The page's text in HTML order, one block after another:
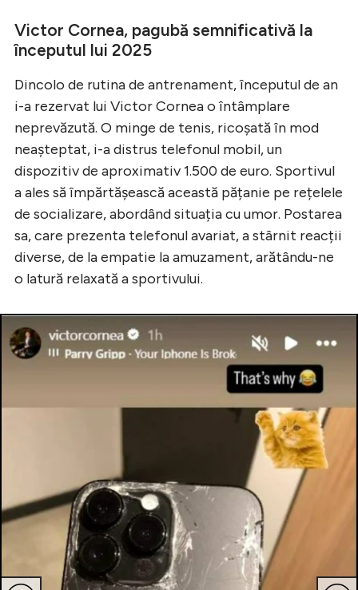
Victor Cornea, pagubă semnificativă la
începutul lui 2025
Dincolo de rutina de antrenament, începutul de an
i-a rezervat lui Victor Cornea o întâmplare
neprevăzută. O minge de tenis, ricoșată în mod
neașteptat, i-a distrus telefonul mobil, un
dispozitiv de aproximativ 1.500 de euro. Sportivul
a ales să împărtășească această pățanie pe rețelele
de socializare, abordând situația cu umor. Postarea
sa, care prezenta telefonul avariat, a stârnit reacții
diverse, de la empatie la amuzament, arătându-ne
o latură relaxată a sportivului.